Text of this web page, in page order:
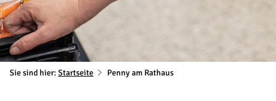
Sie sind hier: Startseite Penny am Rathaus